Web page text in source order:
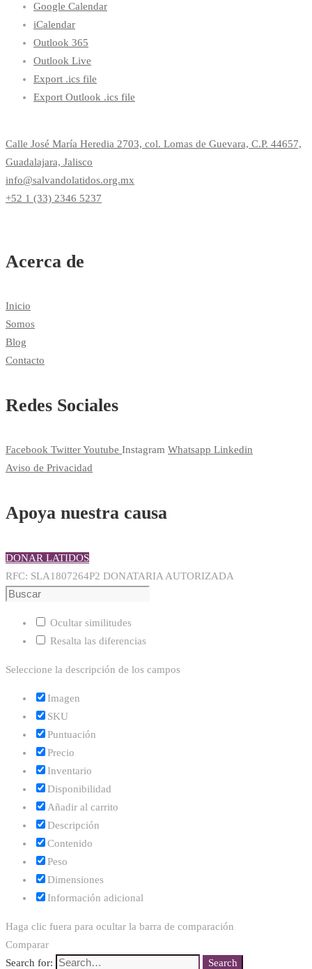
Google Calendar
iCalendar
Outlook 365
Outlook Live
Export .ics file
Export Outlook .ics file
Calle José María Heredia 2703, col. Lomas de Guevara, C.P. 44657,
Guadalajara, Jalisco
info@salvandolatidos.org.mx
+52 1 (33) 2346 5237
Acerca de
Inicio
Somos
Blog
Contacto
Redes Sociales
Facebook TwitterYoutube Instagram Whatsapp Linkedin
Aviso de Privacidad
Apoya nuestra causa
DONAR LATIDOS
RFC: SLA1807264P2 DONATARIA AUTORIZADA
Ocultar similitudes
Resalta las diferencias
Seleccione la descripción de los campos
Imagen
SKU
Puntuación
Precio
Inventario
Disponibilidad
Añadir al carrito
Descripción
Contenido
Peso
Dimensiones
Información adicional
Haga clic fuera para ocultar la barra de comparación
Comparar
Search for:
Search